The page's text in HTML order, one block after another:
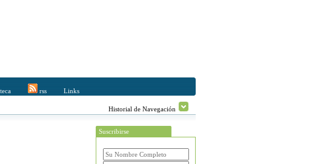
rss Links
Historial de Navegación
Suscribirse